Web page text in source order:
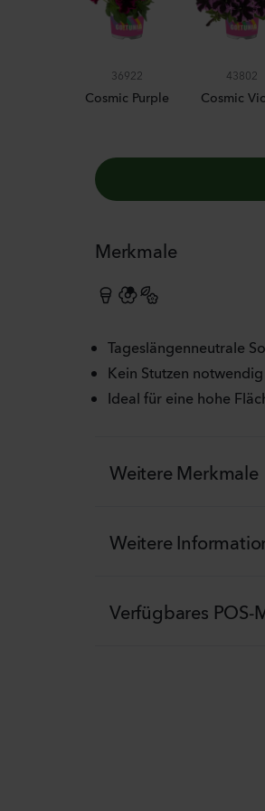
36922
Cosmic Purple
43802
Cosmic
Merkmale
Tageslängenneutrale
Kein Stutzen notwendig
Ideal für eine hohe
Weitere Merkmale
Weitere
Verfügbares POS-